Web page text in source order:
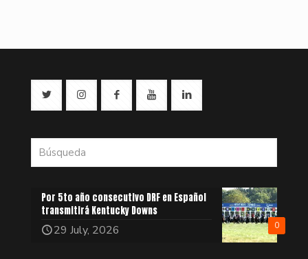
0
Por 5to año consecutivo DRF en Español
transmitirá Kentucky Downs
29 July, 2026